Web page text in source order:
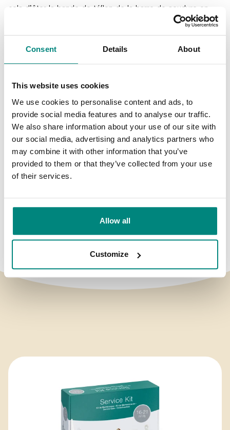
Consent Details About
This website uses cookies
We use cookies to personalise content and ads, to
provide social media features and to analyse our traffic.
We also share information about your use of our site with
our social media, advertising and analytics partners who
may combine it with other information that you’ve
provided to them or that they’ve collected from your use
of their services.
Allow all
Customize
cela d’ôter la bande de téflon de la barre de soudure en
tirant dessus. Démontez ensuite les fils de soudure avec un
tournevis, nettoyez la barre et installez les nouveaux fils de
soudure. Appliquez ensuite une nouvelle bande de téflon et
fils de soudure.
Voici comment cela fonctionne